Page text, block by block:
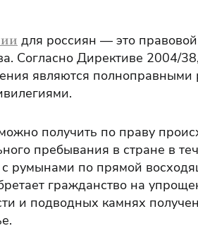
для россиян — это
Согласно Директиве 2004/
являются
получить по праву
пребывания в стране в
румынами по прямой
гражданство на
и подводных камнях